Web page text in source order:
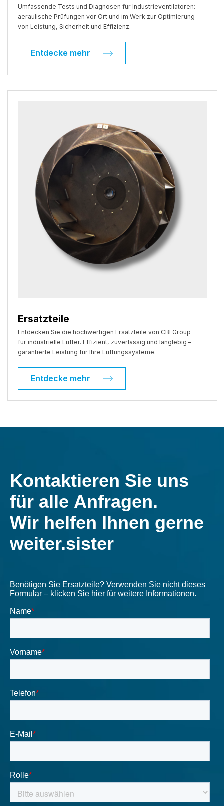
Umfassende Tests und Diagnosen für Industrieventilatoren:
aeraulische Prüfungen vor Ort und im Werk zur Optimierung
von Leistung, Sicherheit und Effizienz.
Entdecke mehr
Ersatzteile
Entdecken Sie die hochwertigen Ersatzteile von CBI Group
für industrielle Lüfter. Effizient, zuverlässig und langlebig –
garantierte Leistung für Ihre Lüftungssysteme.
Entdecke mehr